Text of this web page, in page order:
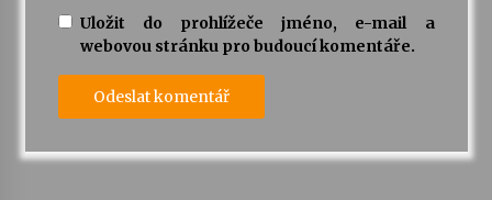
Uložit do prohlížeče jméno, e-mail a
webovou stránku pro budoucí komentáře.